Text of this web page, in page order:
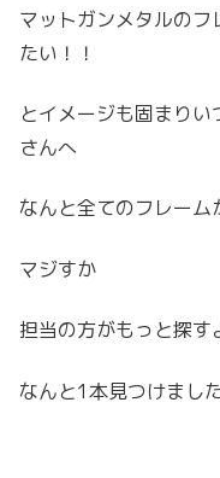
マットガンメタルの
たい！！
とイメージも固まり
さんへ
なんと全てのフレーム
マジすか
担当の方がもっと探
なんと1本見つけまし